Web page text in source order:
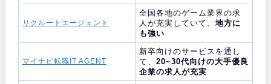
リクルートエージェント
全国各地のゲーム業界の求
人が充実していて、 地方に
も強い
マイナビ転職IT AGENT
新卒向けのサービスを通し
て、 20~30代向けの大手優良
企業の求人が充実